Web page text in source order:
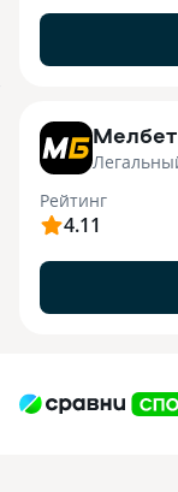
Мелбет
Рейтинг
4.11